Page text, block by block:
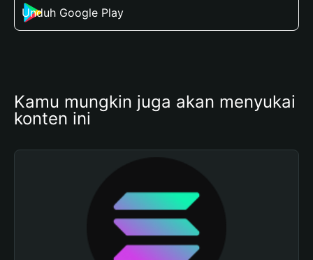
Unduh Google Play
Kamu mungkin juga akan menyukai
konten ini